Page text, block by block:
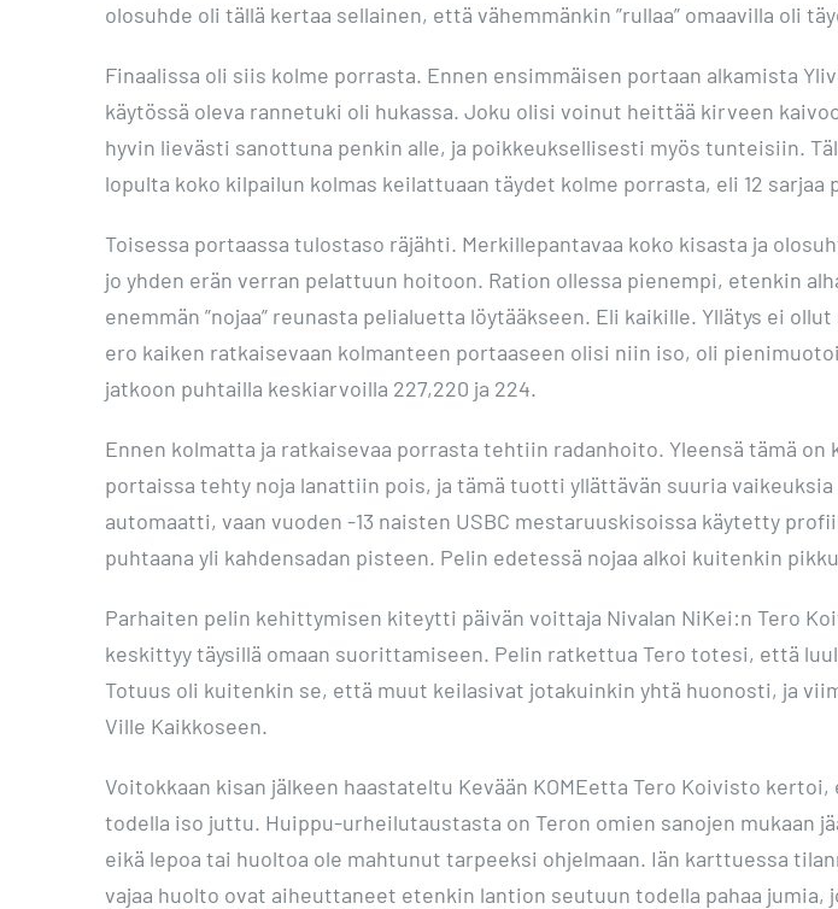
olosuhde oli tällä kertaa sellainen, että vähemmänkin ”rullaa” omaavilla oli
Finaalissa oli siis kolme porrasta. Ennen ensimmäisen portaan alkamista
käytössä oleva rannetuki oli hukassa. Joku olisi voinut heittää kirveen
hyvin lievästi sanottuna penkin alle, ja poikkeuksellisesti myös tunteisiin.
lopulta koko kilpailun kolmas keilattuaan täydet kolme porrasta, eli 12 sarjaa
Toisessa portaassa tulostaso räjähti. Merkillepantavaa koko kisasta ja
jo yhden erän verran pelattuun hoitoon. Ration ollessa pienempi, etenkin
enemmän ”nojaa” reunasta pelialuetta löytääkseen. Eli kaikille. Yllätys ei
ero kaiken ratkaisevaan kolmanteen portaaseen olisi niin iso, oli
jatkoon puhtailla keskiarvoilla 227,220 ja 224.
Ennen kolmatta ja ratkaisevaa porrasta tehtiin radanhoito. Yleensä tämä
portaissa tehty noja lanattiin pois, ja tämä tuotti yllättävän suuria
automaatti, vaan vuoden -13 naisten USBC mestaruuskisoissa käytetty
puhtaana yli kahdensadan pisteen. Pelin edetessä nojaa alkoi kuitenkin
Parhaiten pelin kehittymisen kiteytti päivän voittaja Nivalan NiKei:n Tero
keskittyy täysillä omaan suorittamiseen. Pelin ratkettua Tero totesi, että
Totuus oli kuitenkin se, että muut keilasivat jotakuinkin yhtä huonosti, ja
Ville Kaikkoseen.
Voitokkaan kisan jälkeen haastateltu Kevään KOMEetta Tero Koivisto
todella iso juttu. Huippu-urheilutaustasta on Teron omien sanojen mukaan
eikä lepoa tai huoltoa ole mahtunut tarpeeksi ohjelmaan. Iän karttuessa
vajaa huolto ovat aiheuttaneet etenkin lantion seutuun todella pahaa